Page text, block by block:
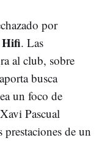
por
. Las
al club, sobre
busca
un foco de
Pascual
de un